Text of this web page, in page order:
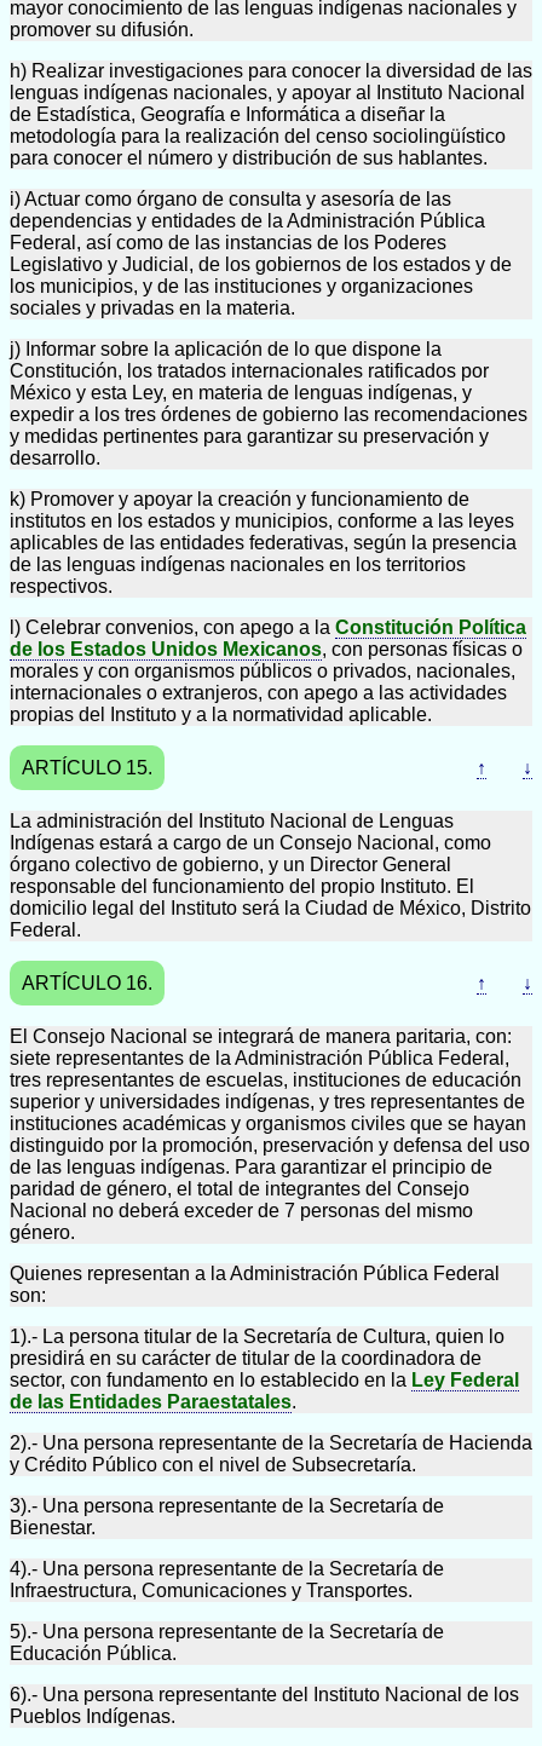
mayor conocimiento de las lenguas indígenas nacionales y
promover su difusión.
h) Realizar investigaciones para conocer la diversidad de las
lenguas indígenas nacionales, y apoyar al Instituto Nacional
de Estadística, Geografía e Informática a diseñar la
metodología para la realización del censo sociolingüístico
para conocer el número y distribución de sus hablantes.
i) Actuar como órgano de consulta y asesoría de las
dependencias y entidades de la Administración Pública
Federal, así como de las instancias de los Poderes
Legislativo y Judicial, de los gobiernos de los estados y de
los municipios, y de las instituciones y organizaciones
sociales y privadas en la materia.
j) Informar sobre la aplicación de lo que dispone la
Constitución, los tratados internacionales ratificados por
México y esta Ley, en materia de lenguas indígenas, y
expedir a los tres órdenes de gobierno las recomendaciones
y medidas pertinentes para garantizar su preservación y
desarrollo.
k) Promover y apoyar la creación y funcionamiento de
institutos en los estados y municipios, conforme a las leyes
aplicables de las entidades federativas, según la presencia
de las lenguas indígenas nacionales en los territorios
respectivos.
l) Celebrar convenios, con apego a la Constitución Política
de los Estados Unidos Mexicanos, con personas físicas o
morales y con organismos públicos o privados, nacionales,
internacionales o extranjeros, con apego a las actividades
propias del Instituto y a la normatividad aplicable.
ARTÍCULO 15. ↑ ↓
La administración del Instituto Nacional de Lenguas
Indígenas estará a cargo de un Consejo Nacional, como
órgano colectivo de gobierno, y un Director General
responsable del funcionamiento del propio Instituto. El
domicilio legal del Instituto será la Ciudad de México, Distrito
Federal.
ARTÍCULO 16. ↑ ↓
El Consejo Nacional se integrará de manera paritaria, con:
siete representantes de la Administración Pública Federal,
tres representantes de escuelas, instituciones de educación
superior y universidades indígenas, y tres representantes de
instituciones académicas y organismos civiles que se hayan
distinguido por la promoción, preservación y defensa del uso
de las lenguas indígenas. Para garantizar el principio de
paridad de género, el total de integrantes del Consejo
Nacional no deberá exceder de 7 personas del mismo
género.
Quienes representan a la Administración Pública Federal
son:
1).- La persona titular de la Secretaría de Cultura, quien lo
presidirá en su carácter de titular de la coordinadora de
sector, con fundamento en lo establecido en la Ley Federal
de las Entidades Paraestatales.
2).- Una persona representante de la Secretaría de Hacienda
y Crédito Público con el nivel de Subsecretaría.
3).- Una persona representante de la Secretaría de
Bienestar.
4).- Una persona representante de la Secretaría de
Infraestructura, Comunicaciones y Transportes.
5).- Una persona representante de la Secretaría de
Educación Pública.
6).- Una persona representante del Instituto Nacional de los
Pueblos Indígenas.